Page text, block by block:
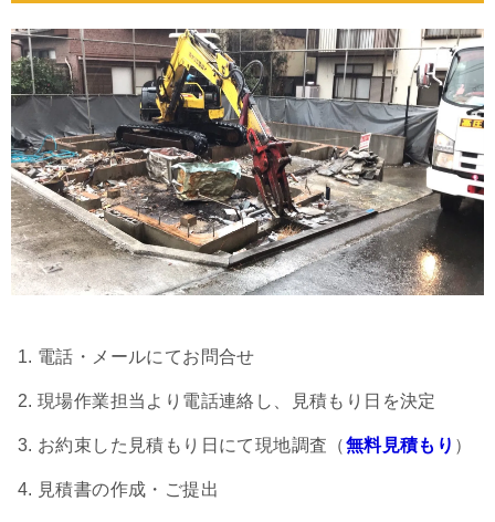
電話・メールにてお問合せ
現場作業担当より電話連絡し、見積もり日を決定
お約束した見積もり日にて現地調査（無料見積もり ）
見積書の作成・ご提出